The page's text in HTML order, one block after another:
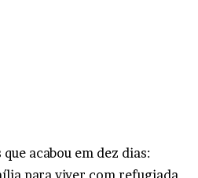
acabou em dez dias:
para viver com refugiada